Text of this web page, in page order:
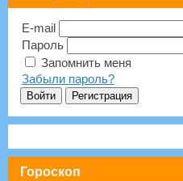
E-mail
Пароль
Запомнить меня
Забыли пароль?
Гороскоп